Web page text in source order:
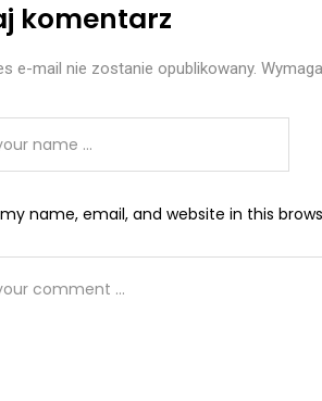
komentarz
e-mail nie zostanie opublikowany.
name, email, and website in this